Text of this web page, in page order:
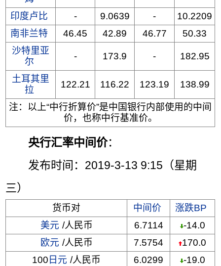
印度卢比 - 9.0639 -
10.2209
南非兰特
46.45 42.89 46.77
50.33
沙特里亚
尔
- 173.9 - 182.95
土耳其里
拉
122.21 116.22 123.19 138.99
注：以上“中行折算价”是中国银行内部使用的中间
价，也称中行基准价。
央行汇率中间价：
发布时间：2019-3-13 9:15（星期
三）
货币对 中间价
涨跌BP
美元 /人民币 6.7114
-14.0
欧元 /人民币 7.5754
170.0
100 日元 /人民币 6.0299
-19.0